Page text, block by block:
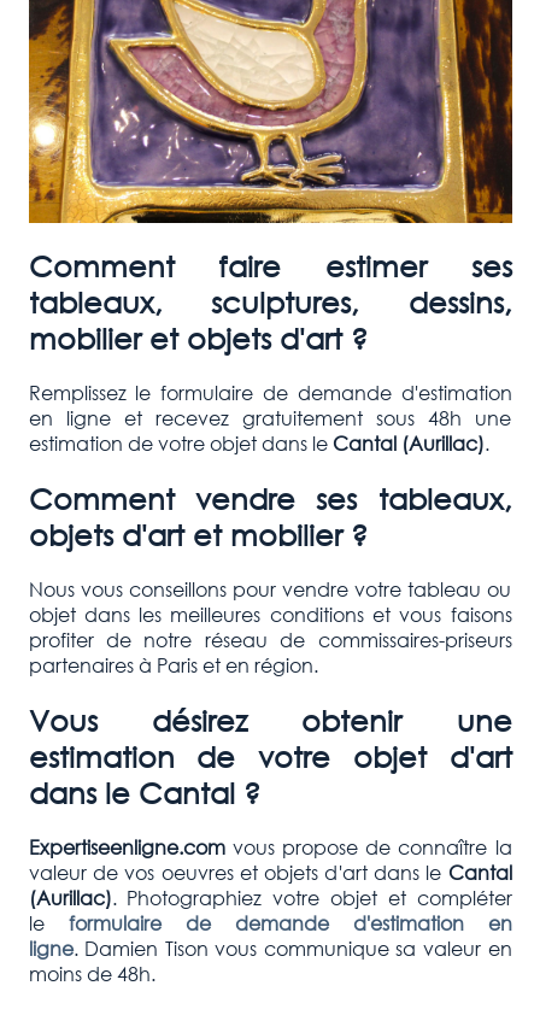
Comment faire estimer ses
tableaux, sculptures, dessins,
mobilier et objets d'art ?
Remplissez le formulaire de demande d'estimation
en ligne et recevez gratuitement sous 48h une
estimation de votre objet dans leCantal (Aurillac).
Comment vendre ses tableaux,
objets d'art et mobilier ?
Nous vous conseillons pour vendre votre tableau ou
objet dans les meilleures conditions et vous faisons
profiter de notre réseau de commissaires-priseurs
partenaires à Paris et en région.
Vous désirez obtenir une
estimation de votre objet d'art
dans le Cantal ?
Expertiseenligne.comvous propose de connaître la
valeur de vos oeuvres et objets d'art dans le Cantal
(Aurillac). Photographiez votre objet et compléter
le formulaire de demande d'estimation en
ligne. Damien Tison vous communique sa valeur en
moins de 48h.